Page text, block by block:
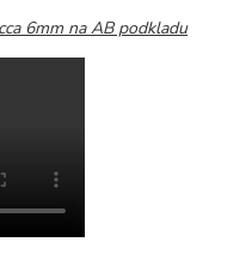
6mm na AB podkladu